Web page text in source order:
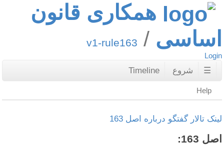
همکاری قانون
اساسی
v1-rule163
Login
☰ شروع Timeline
Help
لینک تالار گفتگو درباره اصل 163
اصل 163: